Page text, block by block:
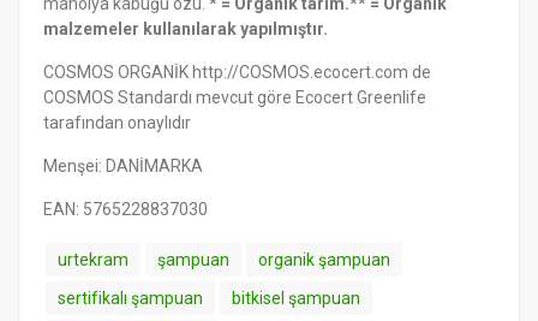
malzemeler kullanılarak yapılmıştır.
COSMOS ORGANİK http://COSMOS.ecocert.com de
COSMOS Standardı mevcut göre Ecocert Greenlife
tarafından onaylıdır
Menşei: DANİMARKA
EAN: 5765228837030
urtekram şampuan
organik şampuan
sertifikalı şampuan
bitkisel şampuan